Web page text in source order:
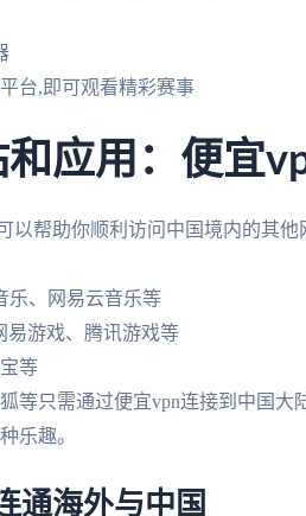
台,即可观看精彩赛事
应用：便宜
以帮助你顺利访问中国境内的其他
乐、网易云音乐等
易游戏、腾讯游戏等
等
等只需通过便宜vpn连接到中国大
乐趣。
通海外与中国